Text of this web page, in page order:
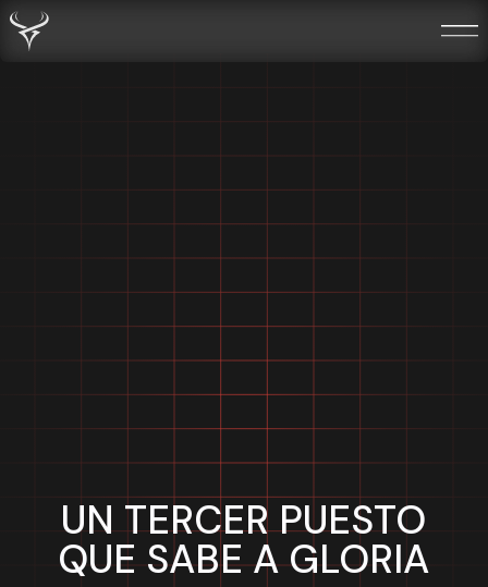
UN TERCER PUESTO
QUE SABE A GLORIA